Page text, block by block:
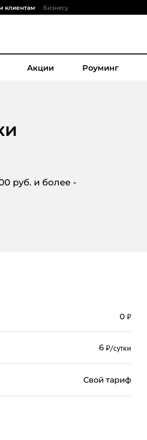
клиентам Бизнесу
Акции Роуминг
руб. и более -
0 ₽
6 ₽/сутки
Свой тариф